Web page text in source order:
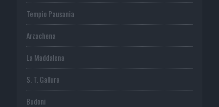
Tempio Pausania
Arzachena
La Maddalena
S. T. Gallura
Budoni